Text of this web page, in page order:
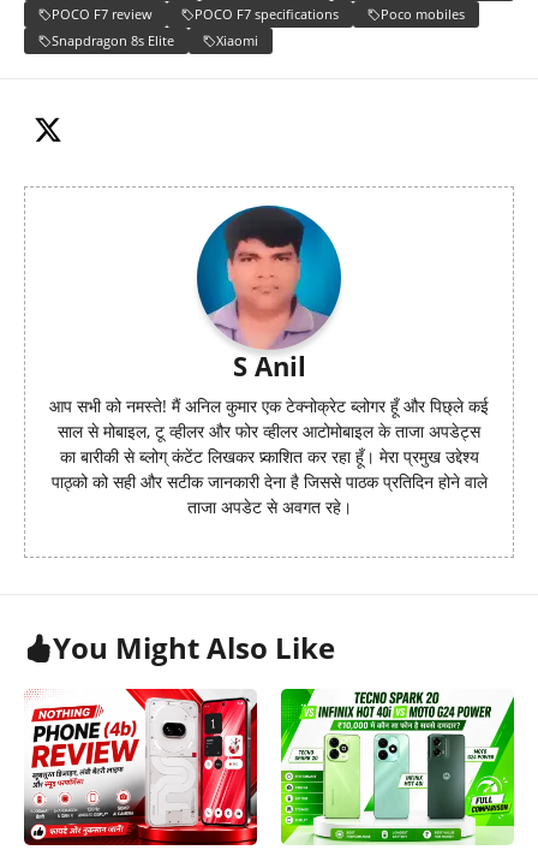
POCO F7 review
POCO F7 specifications
Poco mobiles
Snapdragon 8s Elite
Xiaomi
S Anil
आप सभी को नमस्ते! मैं अनिल कुमार एक टेक्नोक्रेट ब्लोगर हूँ और पिछ्ले कई
साल से मोबाइल, टू व्हीलर और फोर व्हीलर आटोमोबाइल के ताजा अपडेट्स
का बारीकी से ब्लोग् कंटेंट लिखकर प्र्काशित कर रहा हूँ। मेरा प्रमुख उद्देश्य
पाठ्को को सही और सटीक जानकारी देना है जिससे पाठक प्रतिदिन होने वाले
ताजा अपडेट से अवगत रहे।
You Might Also Like